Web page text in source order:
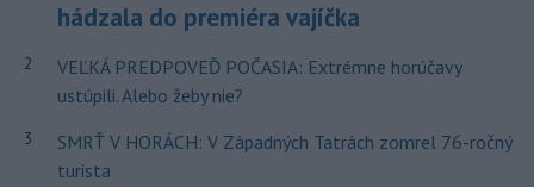
hádzala do premiéra vajíčka
2
VEĽKÁ PREDPOVEĎ POČASIA: Extrémne horúčavy
ustúpili. Alebo žeby nie?
3
SMRŤ V HORÁCH: V Západných Tatrách zomrel 76-ročný
turista